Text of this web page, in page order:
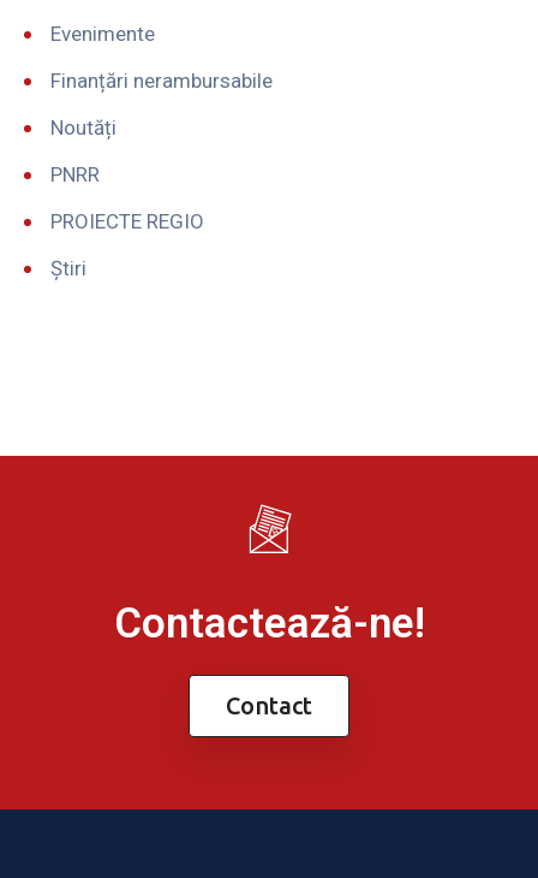
Evenimente
Finanțări nerambursabile
Noutăți
PNRR
PROIECTE REGIO
Știri
Contactează-ne!
Contact